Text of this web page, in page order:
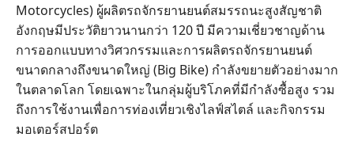
Motorcycles) ผู้ผลิตรถจักรยานยนต์สมรรถนะสูงสัญชาติ
อังกฤษมีประวัติยาวนานกว่า 120 ปี มีความเชี่ยวชาญด้าน
การออกแบบทางวิศวกรรมและการผลิตรถจักรยานยนต์
ขนาดกลางถึงขนาดใหญ่ (Big Bike) กำลังขยายตัวอย่างมาก
ในตลาดโลก โดยเฉพาะในกลุ่มผู้บริโภคที่มีกำลังซื้อสูง รวม
ถึงการใช้งานเพื่อการท่องเที่ยวเชิงไลฟ์สไตล์ และกิจกรรม
มอเตอร์สปอร์ต